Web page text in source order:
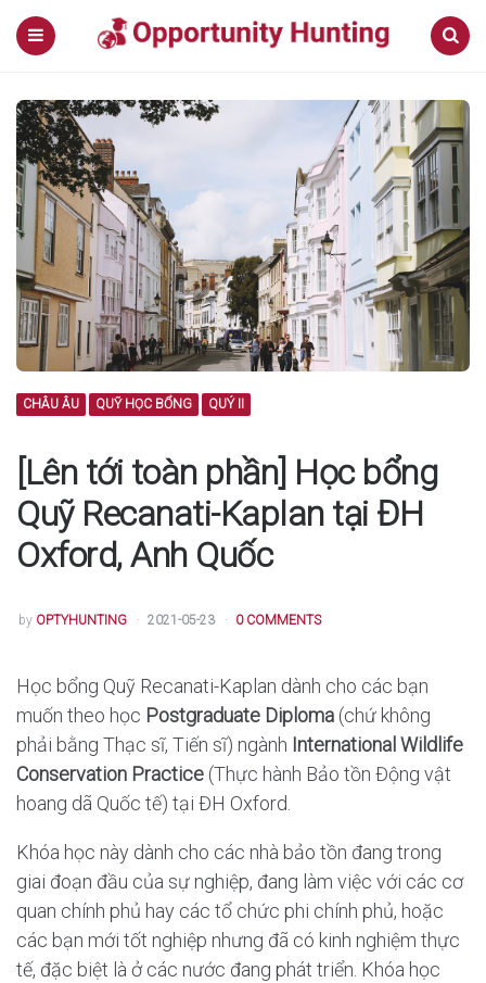
CHÂU ÂU QUỸ HỌC BỔNG QUÝ II
[Lên tới toàn phần] Học bổng
Quỹ Recanati-Kaplan tại ĐH
Oxford, Anh Quốc
POSTED
by OPTYHUNTING 2021-05-23 0 COMMENTS
Học bổng Quỹ Recanati-Kaplan dành cho các bạn
muốn theo học Postgraduate Diploma (chứ không
phải bằng Thạc sĩ, Tiến sĩ) ngành International Wildlife
Conservation Practice (Thực hành Bảo tồn Động vật
hoang dã Quốc tế) tại ĐH Oxford.
Khóa học này dành cho các nhà bảo tồn đang trong
giai đoạn đầu của sự nghiệp, đang làm việc với các cơ
quan chính phủ hay các tổ chức phi chính phủ, hoặc
các bạn mới tốt nghiệp nhưng đã có kinh nghiệm thực
tế, đặc biệt là ở các nước đang phát triển. Khóa học